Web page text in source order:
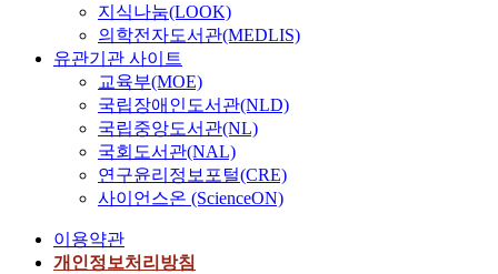
지식나눔(LOOK)
의학전자도서관(MEDLIS)
유관기관 사이트
교육부(MOE)
국립장애인도서관(NLD)
국립중앙도서관(NL)
국회도서관(NAL)
연구윤리정보포털(CRE)
사이언스온 (ScienceON)
이용약관
개인정보처리방침